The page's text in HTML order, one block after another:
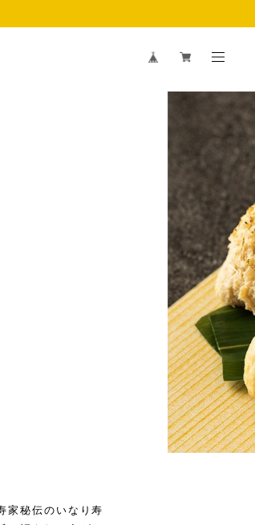
家秘伝のいなり寿